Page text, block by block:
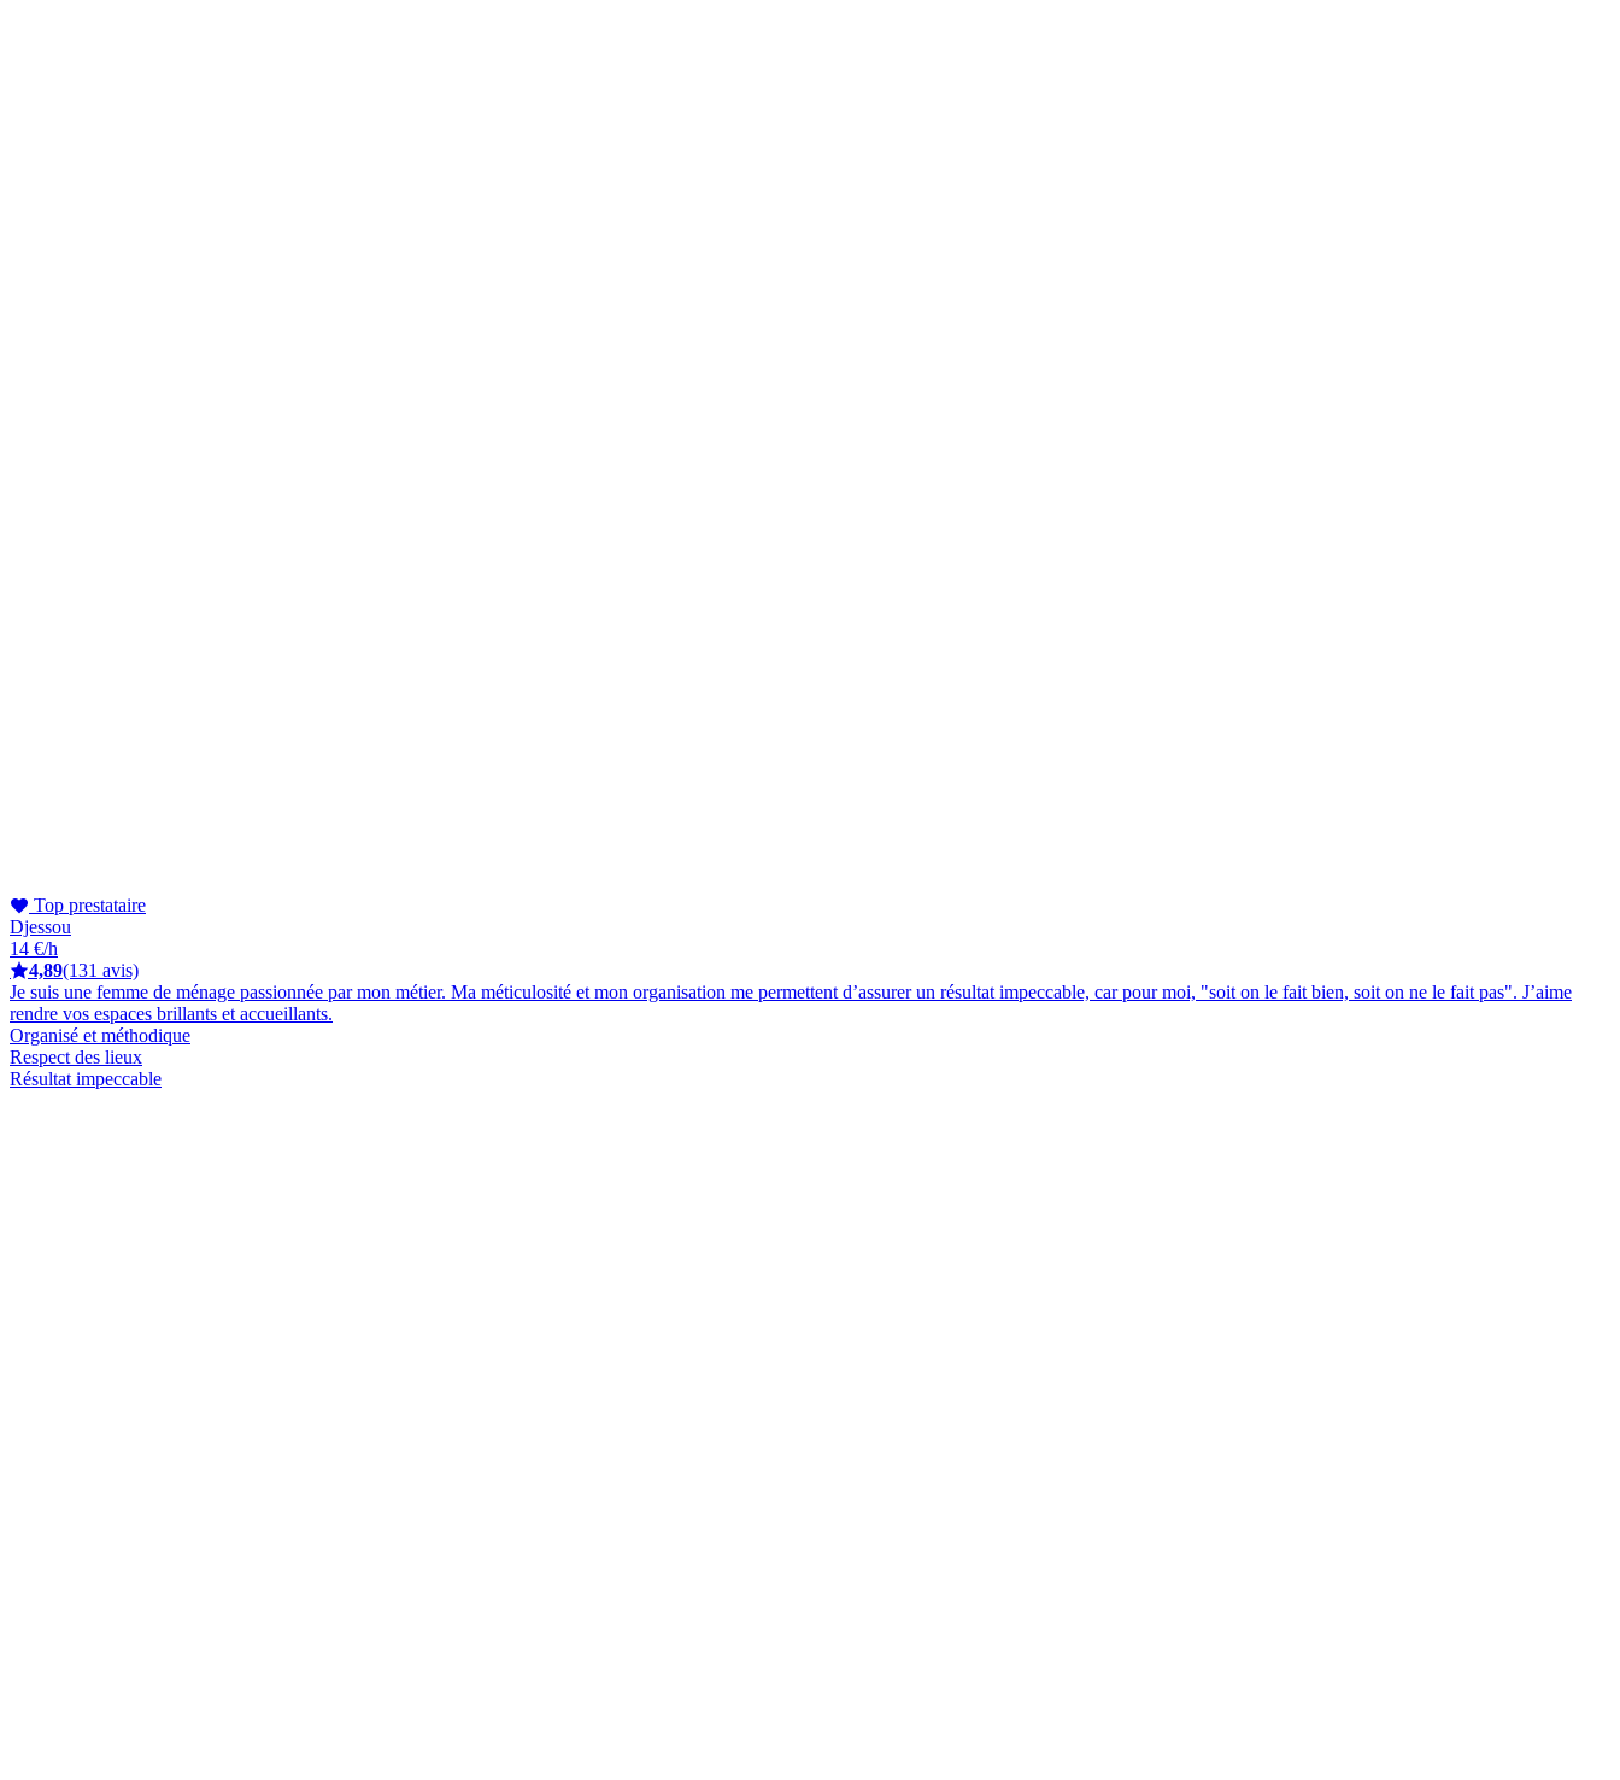
Top prestataire
Djessou
14 €/h
4,89(131 avis)
Je suis une femme de ménage passionnée par mon métier. Ma méticulosité et mon organisation me permettent d’assurer un résultat impeccable, car pour moi, "soit on le fait bien, soit on ne le fait pas". J’aime
rendre vos espaces brillants et accueillants.
Organisé et méthodique
Respect des lieux
Résultat impeccable